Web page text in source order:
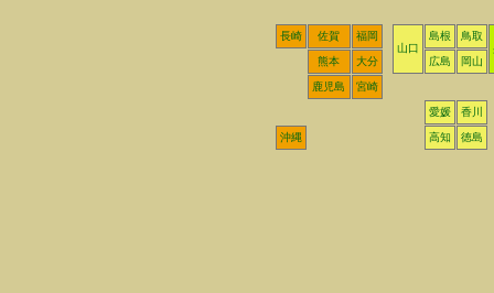
長崎 佐賀
福岡
山口
島根
鳥取
熊本
大分 広島 岡山
鹿児島 宮崎
愛媛 香川
沖縄 高知 徳島